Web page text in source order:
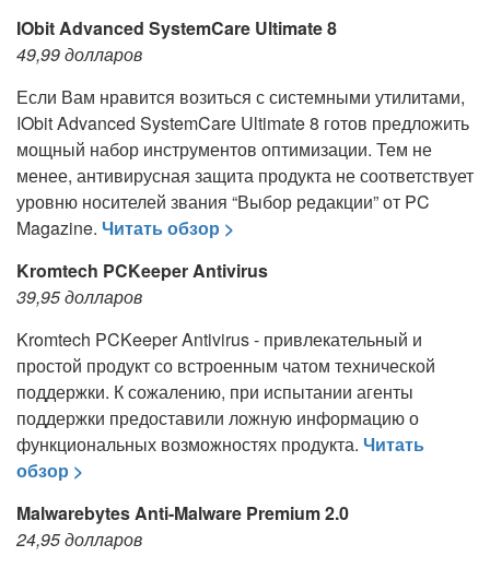
IObit Advanced SystemCare Ultimate 8
49,99 долларов
Если Вам нравится возиться с системными утилитами,
IObit Advanced SystemCare Ultimate 8 готов предложить
мощный набор инструментов оптимизации. Тем не
менее, антивирусная защита продукта не соответствует
уровню носителей звания “Выбор редакции” от PC
Magazine. Читать обзор >
Kromtech PCKeeper Antivirus
39,95 долларов
Kromtech PCKeeper Antivirus - привлекательный и
простой продукт со встроенным чатом технической
поддержки. К сожалению, при испытании агенты
поддержки предоставили ложную информацию о
функциональных возможностях продукта. Читать
обзор >
Malwarebytes Anti-Malware Premium 2.0
24,95 долларов